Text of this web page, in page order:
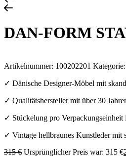
DAN-FORM
Artikelnummer: 100202201 Kategorie:
✓ Dänische Designer-Möbel mit
✓ Qualitätshersteller mit über 30
✓ Stückelung pro Verpackungseinheit
✓ Vintage hellbraunes Kunstleder mit
315€ Ursprünglicher Preis war: 315 €